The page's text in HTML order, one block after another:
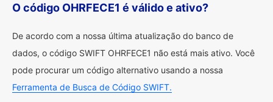
O código OHRFECE1 é válido e ativo?
De acordo com a nossa última atualização do banco de
dados, o código SWIFT OHRFECE1 não está mais ativo. Você
pode procurar um código alternativo usando a nossa
Ferramenta de Busca de Código SWIFT.